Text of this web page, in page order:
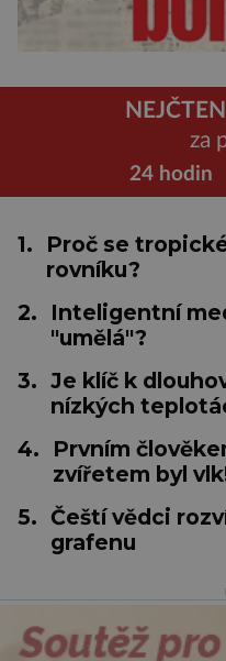
za
24 hodin
1.
Proč se
rovníku?
2.
Inteligentní
"umělá"?
3. Je klíč k
nízkých
4.
Prvním
zvířetem byl
5. Čeští vědci
grafenu